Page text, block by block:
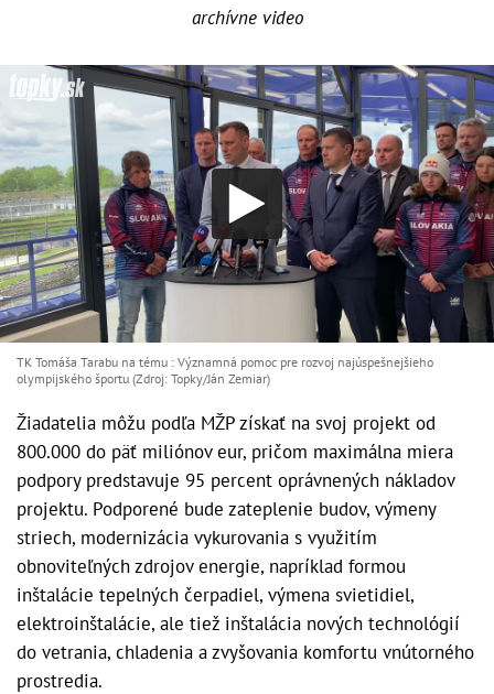
archívne video
TK Tomáša Tarabu na tému : Významná pomoc pre rozvoj najúspešnejšieho
olympijského športu (Zdroj: Topky/Ján Zemiar)
Žiadatelia môžu podľa MŽP získať na svoj projekt od
800.000 do päť miliónov eur, pričom maximálna miera
podpory predstavuje 95 percent oprávnených nákladov
projektu. Podporené bude zateplenie budov, výmeny
striech, modernizácia vykurovania s využitím
obnoviteľných zdrojov energie, napríklad formou
inštalácie tepelných čerpadiel, výmena svietidiel,
elektroinštalácie, ale tiež inštalácia nových technológií
do vetrania, chladenia a zvyšovania komfortu vnútorného
prostredia.